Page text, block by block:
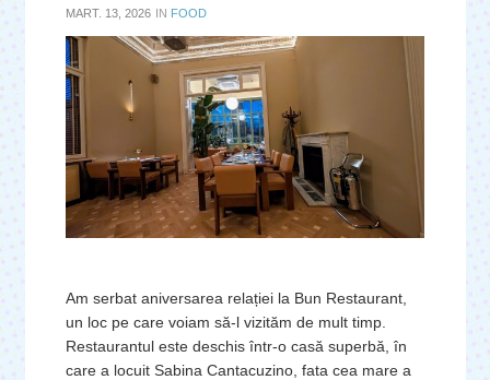
MART. 13, 2026 IN FOOD
Am serbat aniversarea relației la Bun Restaurant,
un loc pe care voiam să-l vizităm de mult timp.
Restaurantul este deschis într-o casă superbă, în
care a locuit Sabina Cantacuzino, fata cea mare a